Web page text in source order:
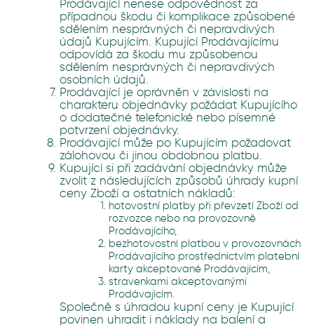
Prodávající nenese odpovědnost za
případnou škodu či komplikace způsobené
sdělením nesprávných či nepravdivých
údajů Kupujícím. Kupující Prodávajícímu
odpovídá za škodu mu způsobenou
sdělením nesprávných či nepravdivých
osobních údajů.
Prodávající je oprávněn v závislosti na
charakteru objednávky požádat Kupujícího
o dodatečné telefonické nebo písemné
potvrzení objednávky.
Prodávající může po Kupujícím požadovat
zálohovou či jinou obdobnou platbu.
Kupující si při zadávání objednávky může
zvolit z následujících způsobů úhrady kupní
ceny Zboží a ostatních nákladů:
hotovostní platby při převzetí Zboží od
rozvozce nebo na provozovně
Prodávajícího,
bezhotovostní platbou v provozovnách
Prodávajícího prostřednictvím platební
karty akceptované Prodávajícím,
stravenkami akceptovanými
Prodávajícím.
Společně s úhradou kupní ceny je Kupující
povinen uhradit i náklady na balení a